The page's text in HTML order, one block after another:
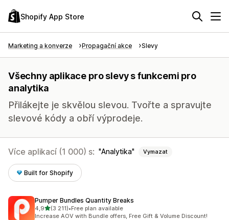
Shopify App Store
Marketing a konverze Propagační akce Slevy
Všechny aplikace pro slevy s funkcemi pro
analytika
Přilákejte je skvělou slevou. Tvořte a spravujte
slevové kódy a obří výprodeje.
Více aplikací (1 000) s: Analytika Vymazat
Built for Shopify
Pumper Bundles Quantity Breaks
4,9z 5 hvězd
(3 211)
Celkový počet recenzí: 3211
•Free plan available
Increase AOV with Bundle offers, Free Gift & Volume Discount!